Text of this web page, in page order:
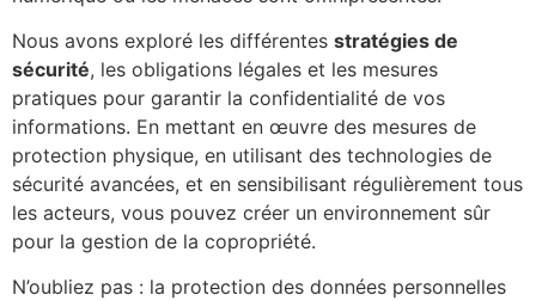
Nous avons exploré les différentes stratégies de
sécurité, les obligations légales et les mesures
pratiques pour garantir la confidentialité de vos
informations. En mettant en œuvre des mesures de
protection physique, en utilisant des technologies de
sécurité avancées, et en sensibilisant régulièrement tous
les acteurs, vous pouvez créer un environnement sûr
pour la gestion de la copropriété.
N’oubliez pas : la protection des données personnelles